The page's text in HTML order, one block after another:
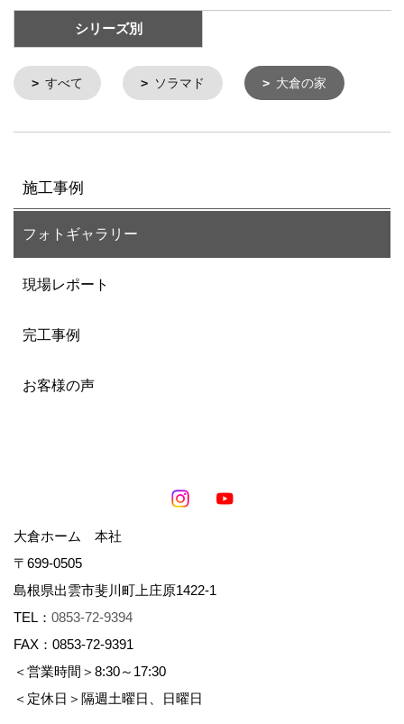
シリーズ別
すべて ソラマド 大倉の家
施工事例
フォトギャラリー
現場レポート
完工事例
お客様の声
大倉ホーム 本社
〒699-0505
島根県出雲市斐川町上庄原1422-1
TEL： 0853-72-9394
FAX：0853-72-9391
＜営業時間＞8:30～17:30
＜定休日＞隔週土曜日、日曜日